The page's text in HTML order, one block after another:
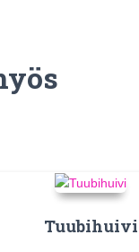
Tuubihuivi